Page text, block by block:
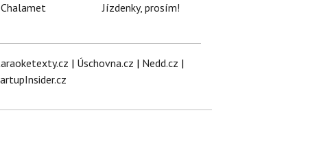
Jízdenky, prosím!
| Úschovna.cz | Nedd.cz |